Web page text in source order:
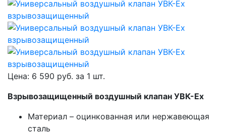
Цена: 6 590 руб. за 1 шт.
Взрывозащищенный воздушный клапан УВК-Ex
Материал – оцинкованная или нержавеющая
сталь